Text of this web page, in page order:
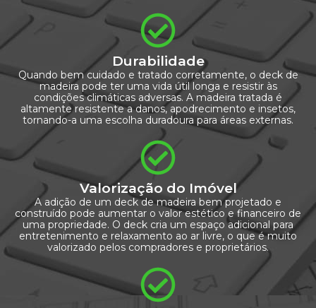
Durabilidade
Quando bem cuidado e tratado corretamente, o deck de
madeira pode ter uma vida útil longa e resistir às
condições climáticas adversas. A madeira tratada é
altamente resistente a danos, apodrecimento e insetos,
tornando-a uma escolha duradoura para áreas externas.
Valorização do Imóvel
A adição de um deck de madeira bem projetado e
construído pode aumentar o valor estético e financeiro de
uma propriedade. O deck cria um espaço adicional para
entretenimento e relaxamento ao ar livre, o que é muito
valorizado pelos compradores e proprietários.